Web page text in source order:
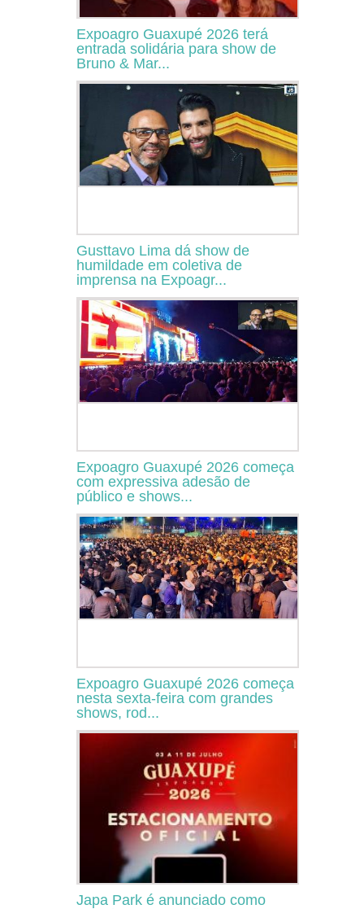
Expoagro Guaxupé 2026 terá
entrada solidária para show de
Bruno & Mar...
Gusttavo Lima dá show de
humildade em coletiva de
imprensa na Expoagr...
Expoagro Guaxupé 2026 começa
com expressiva adesão de
público e shows...
Expoagro Guaxupé 2026 começa
nesta sexta-feira com grandes
shows, rod...
Japa Park é anunciado como